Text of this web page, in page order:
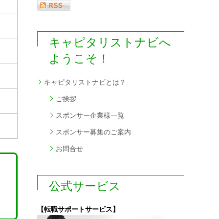
キャピタリストナビへ
ようこそ！
キャピタリストナビとは？
ご挨拶
スポンサー企業様一覧
スポンサー募集のご案内
お問合せ
公式サービス
【転職サポートサービス】